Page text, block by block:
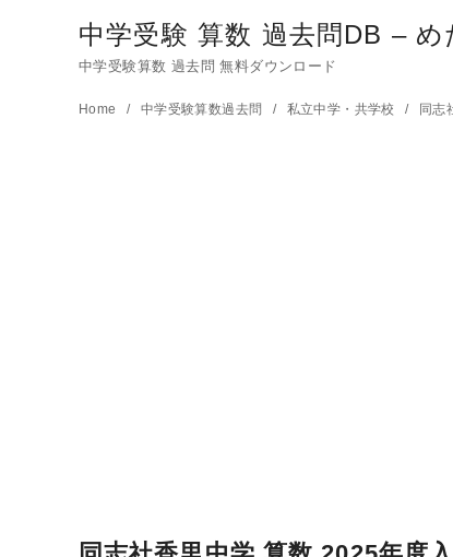
中学受験 算数 過去問DB – め
中学受験算数 過去問 無料ダウンロード
Home 中学受験算数過去問 私立中学・共学校 同志